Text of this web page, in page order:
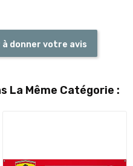
donner votre avis
La Même Catégorie :